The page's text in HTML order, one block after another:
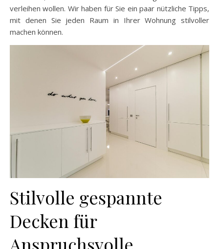
verleihen wollen. Wir haben für Sie ein paar nützliche Tipps,
mit denen Sie jeden Raum in Ihrer Wohnung stilvoller
machen können.
Stilvolle gespannte
Decken für
Anspruchsvolle